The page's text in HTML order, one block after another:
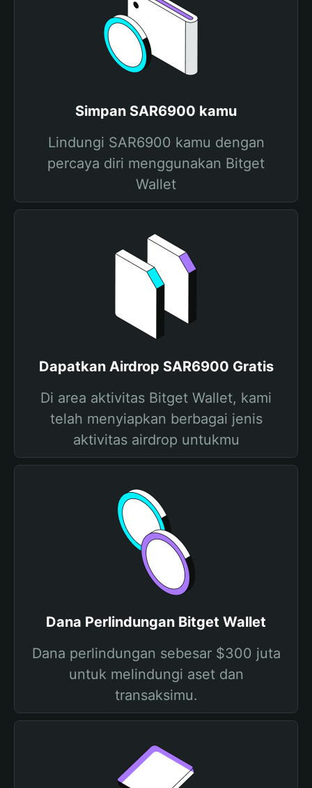
Simpan SAR6900 kamu
Lindungi SAR6900 kamu dengan
percaya diri menggunakan Bitget
Wallet
Dapatkan Airdrop SAR6900 Gratis
Di area aktivitas Bitget Wallet, kami
telah menyiapkan berbagai jenis
aktivitas airdrop untukmu
Dana Perlindungan Bitget Wallet
Dana perlindungan sebesar $300 juta
untuk melindungi aset dan
transaksimu.